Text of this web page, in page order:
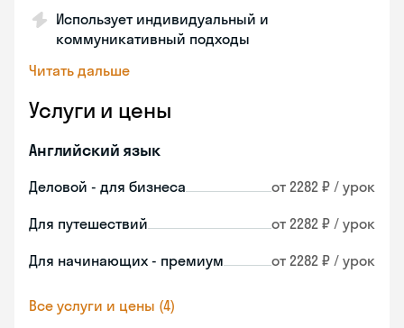
Использует индивидуальный и
коммуникативный подходы
Читать дальше
Услуги и цены
Английский язык
Деловой - для бизнеса от 2282 ₽ / урок
Для путешествий от 2282 ₽ / урок
Для начинающих - премиум от 2282 ₽ / урок
Все услуги и цены (4)